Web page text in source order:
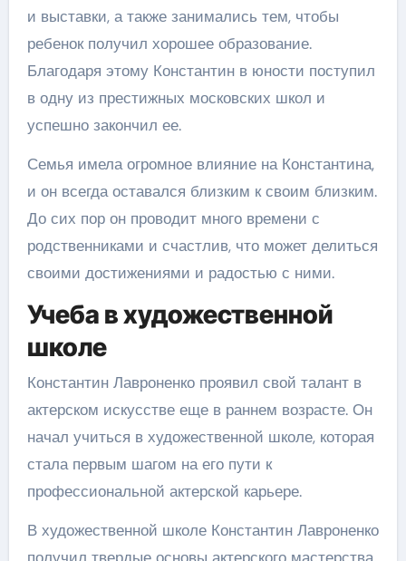
и выставки, а также занимались тем, чтобы
ребенок получил хорошее образование.
Благодаря этому Константин в юности поступил
в одну из престижных московских школ и
успешно закончил ее.
Семья имела огромное влияние на Константина,
и он всегда оставался близким к своим близким.
До сих пор он проводит много времени с
родственниками и счастлив, что может делиться
своими достижениями и радостью с ними.
Учеба в художественной
школе
Константин Лавроненко проявил свой талант в
актерском искусстве еще в раннем возрасте. Он
начал учиться в художественной школе, которая
стала первым шагом на его пути к
профессиональной актерской карьере.
В художественной школе Константин Лавроненко